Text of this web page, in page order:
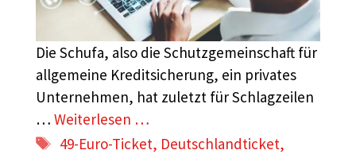
Die Schufa, also die Schutzgemeinschaft für
allgemeine Kreditsicherung, ein privates
Unternehmen, hat zuletzt für Schlagzeilen
… Weiterlesen …
Schlagwörter
49-Euro-Ticket, Deutschlandticket,